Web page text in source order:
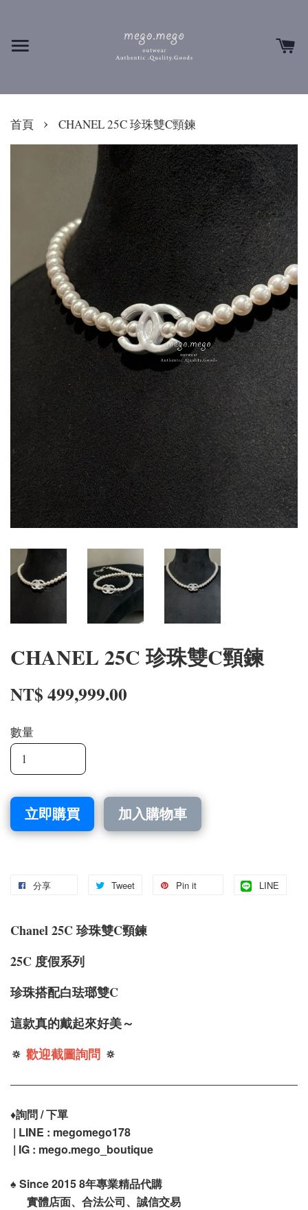
首頁 › CHANEL 25C 珍珠雙C頸鍊
CHANEL 25C 珍珠雙C頸鍊
NT$ 499,999.00
數量
立即購買 加入購物車
分享 Tweet Pin it LINE
Chanel 25C 珍珠雙C頸鍊
25C 度假系列
珍珠搭配白珐瑯雙C
這款真的戴起來好美～
🔅 歡迎截圖詢問 🔅
♦️詢問 / 下單
| LINE : megomego178
| IG : mego.mego_boutique
♠️ Since 2015 8年專業精品代購
實體店面、合法公司、誠信交易